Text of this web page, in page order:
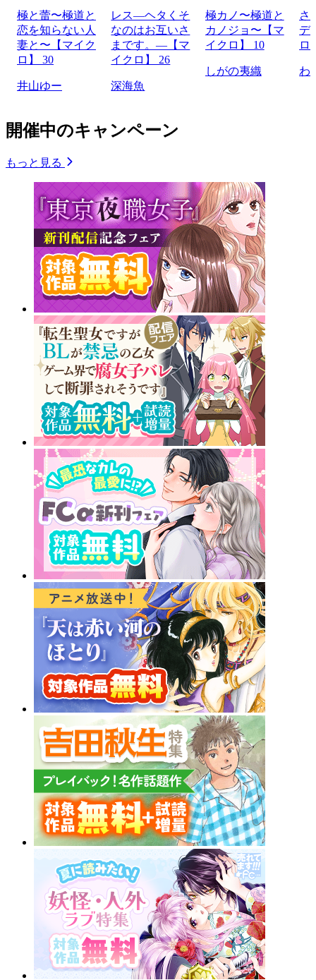
極と蕾〜極道と
恋を知らない人
妻と〜【マイク
ロ】 30
井山ゆー
レス―ヘタくそ
なのはお互いさ
まです。―【マ
イクロ】 26
深海魚
極カノ〜極道と
カノジョ〜【マ
イクロ】 10
しがの夷織
さ
デ
ロ
わ
開催中のキャンペーン
もっと見る